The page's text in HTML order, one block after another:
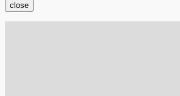
close